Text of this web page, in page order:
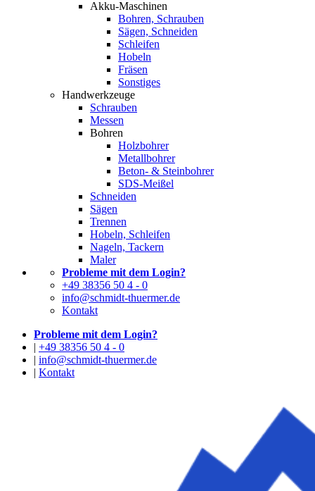
Akku-Maschinen
Bohren, Schrauben
Sägen, Schneiden
Schleifen
Hobeln
Fräsen
Sonstiges
Handwerkzeuge
Schrauben
Messen
Bohren
Holzbohrer
Metallbohrer
Beton- & Steinbohrer
SDS-Meißel
Schneiden
Sägen
Trennen
Hobeln, Schleifen
Nageln, Tackern
Maler
Probleme mit dem Login?
+49 38356 50 4 - 0
info@schmidt-thuermer.de
Kontakt
Probleme mit dem Login?
| +49 38356 50 4 - 0
| info@schmidt-thuermer.de
| Kontakt